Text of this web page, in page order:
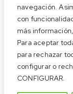
navegación.
con
más
Para aceptar
para rechazar
configurar o
CONFIGURAR.
Condiciones de
Privacidad
Cookies